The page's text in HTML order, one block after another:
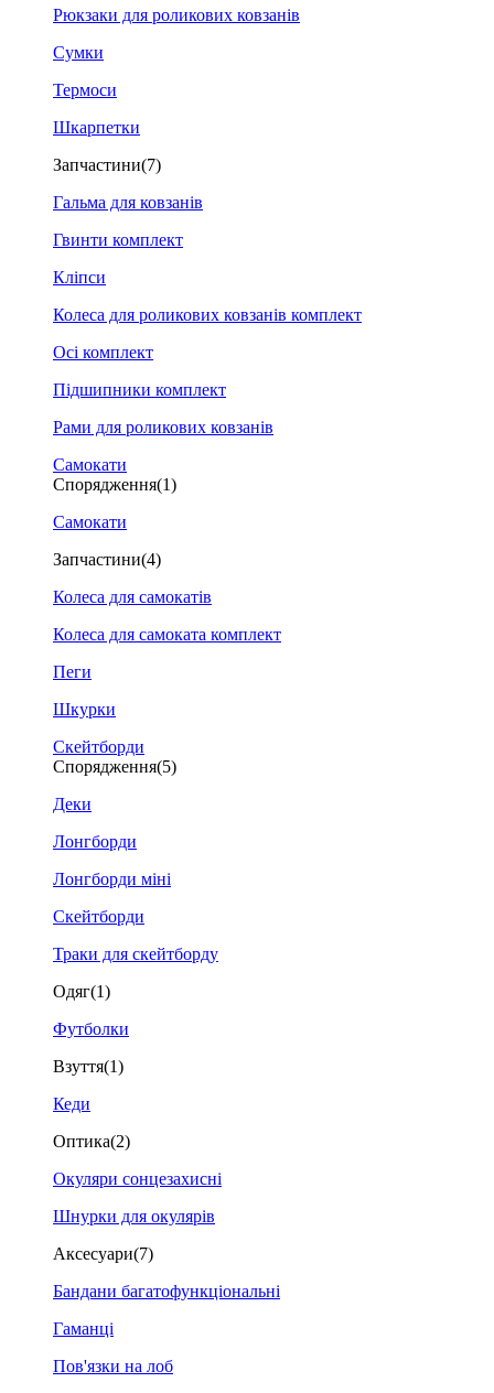
Рюкзаки для роликових ковзанів
Сумки
Термоси
Шкарпетки
Запчастини(7)
Гальма для ковзанів
Гвинти комплект
Кліпси
Колеса для роликових ковзанів комплект
Осі комплект
Підшипники комплект
Рами для роликових ковзанів
Самокати
Спорядження(1)
Самокати
Запчастини(4)
Колеса для самокатів
Колеса для самоката комплект
Пеги
Шкурки
Скейтборди
Спорядження(5)
Деки
Лонгборди
Лонгборди міні
Скейтборди
Траки для скейтборду
Одяг(1)
Футболки
Взуття(1)
Кеди
Оптика(2)
Окуляри сонцезахисні
Шнурки для окулярів
Аксесуари(7)
Бандани багатофункціональні
Гаманці
Пов'язки на лоб